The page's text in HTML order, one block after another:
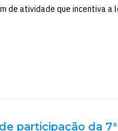
de atividade que incentiva
participação da